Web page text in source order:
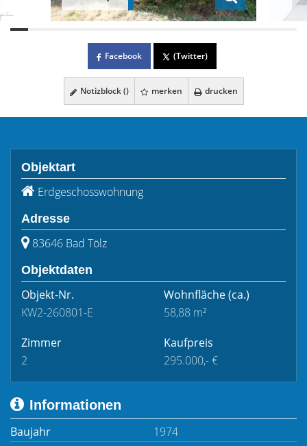
Facebook (Twitter)
Notizblock () merken drucken
Objektart
Erdgeschosswohnung
Adresse
83646 Bad Tölz
Objektdaten
Objekt-Nr.
KW2-260801-E
Wohnfläche(ca.)
58,88 m²
Zimmer
2
Kaufpreis
295.000,- €
Informationen
Baujahr
1974